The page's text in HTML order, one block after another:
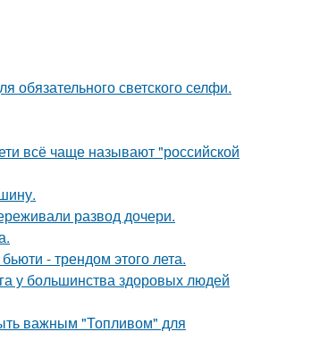
обязательного светского селфи.
всё чаще называют "российской
развод дочери.
- трендом этого лета.
у большинства здоровых людей
важным "Топливом" для